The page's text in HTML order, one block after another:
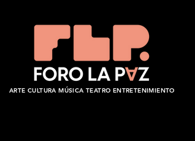
ARTE CULTURA MÚSICA TEATRO ENTRETENIMIENTO